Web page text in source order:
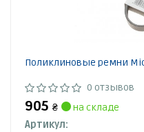
Поликлиновые ремни
0 отзывов
905 ₴
на складе
Артикул: